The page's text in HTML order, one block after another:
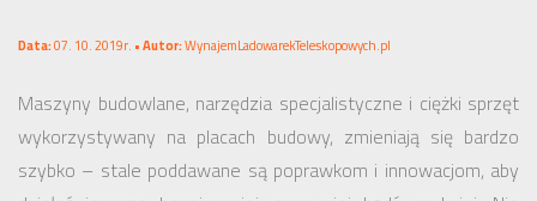
Data:07. 10. 2019r. •Autor:WynajemLadowarekTeleskopowych.pl
Maszyny budowlane, narzędzia specjalistyczne i ciężki sprzęt
wykorzystywany na placach budowy, zmieniają się bardzo
szybko – stale poddawane są poprawkom i innowacjom, aby